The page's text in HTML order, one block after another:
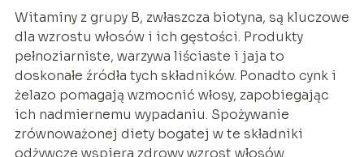
Witaminy z grupy B, zwłaszcza biotyna, są kluczowe
dla wzrostu włosów i ich gęstości. Produkty
pełnoziarniste, warzywa liściaste i jaja to
doskonałe źródła tych składników. Ponadto cynk i
żelazo pomagają wzmocnić włosy, zapobiegając
ich nadmiernemu wypadaniu. Spożywanie
zrównoważonej diety bogatej w te składniki
odżywcze wspiera zdrowy wzrost włosów.